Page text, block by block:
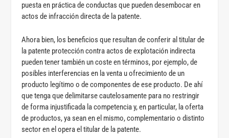
puesta en práctica de conductas que pueden desembocar en
actos de infracción directa de la patente.
Ahora bien, los beneficios que resultan de conferir al titular de
la patente protección contra actos de explotación indirecta
pueden tener también un coste en términos, por ejemplo, de
posibles interferencias en la venta u ofrecimiento de un
producto legítimo o de componentes de ese producto. De ahí
que tenga que delimitarse cautelosamente para no restringir
de forma injustificada la competencia y, en particular, la oferta
de productos, ya sean en el mismo, complementario o distinto
sector en el opera el titular de la patente.